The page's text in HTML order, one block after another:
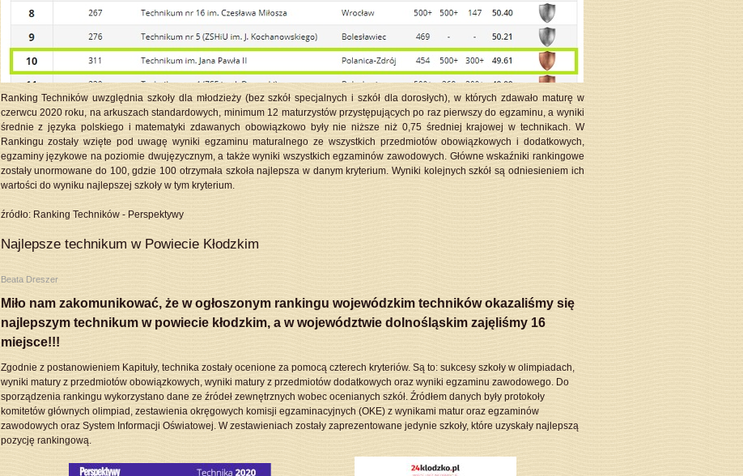
Ranking Techników uwzględnia szkoły dla młodzieży (bez szkół specjalnych i szkół dla dorosłych), w których zdawało maturę w
czerwcu 2020 roku, na arkuszach standardowych, minimum 12 maturzystów przystępujących po raz pierwszy do egzaminu, a wyniki
średnie z języka polskiego i matematyki zdawanych obowiązkowo były nie niższe niż 0,75 średniej krajowej w technikach. W
Rankingu zostały wzięte pod uwagę wyniki egzaminu maturalnego ze wszystkich przedmiotów obowiązkowych i dodatkowych,
egzaminy językowe na poziomie dwujęzycznym, a także wyniki wszystkich egzaminów zawodowych. Główne wskaźniki rankingowe
zostały unormowane do 100, gdzie 100 otrzymała szkoła najlepsza w danym kryterium. Wyniki kolejnych szkół są odniesieniem ich
wartości do wyniku najlepszej szkoły w tym kryterium.
źródło: Ranking Techników - Perspektywy
Najlepsze technikum w Powiecie Kłodzkim
Beata Dreszer
Miło nam zakomunikować, że w ogłoszonym rankingu wojewódzkim techników okazaliśmy się
najlepszym technikum w powiecie kłodzkim, a w województwie dolnośląskim zajęliśmy 16
miejsce!!!
Zgodnie z postanowieniem Kapituły, technika zostały ocenione za pomocą czterech kryteriów. Są to: sukcesy szkoły w olimpiadach,
wyniki matury z przedmiotów obowiązkowych, wyniki matury z przedmiotów dodatkowych oraz wyniki egzaminu zawodowego. Do
sporządzenia rankingu wykorzystano dane ze źródeł zewnętrznych wobec ocenianych szkół. Źródłem danych były protokoły
komitetów głównych olimpiad, zestawienia okręgowych komisji egzaminacyjnych (OKE) z wynikami matur oraz egzaminów
zawodowych oraz System Informacji Oświatowej. W zestawieniach zostały zaprezentowane jedynie szkoły, które uzyskały najlepszą
pozycję rankingową.